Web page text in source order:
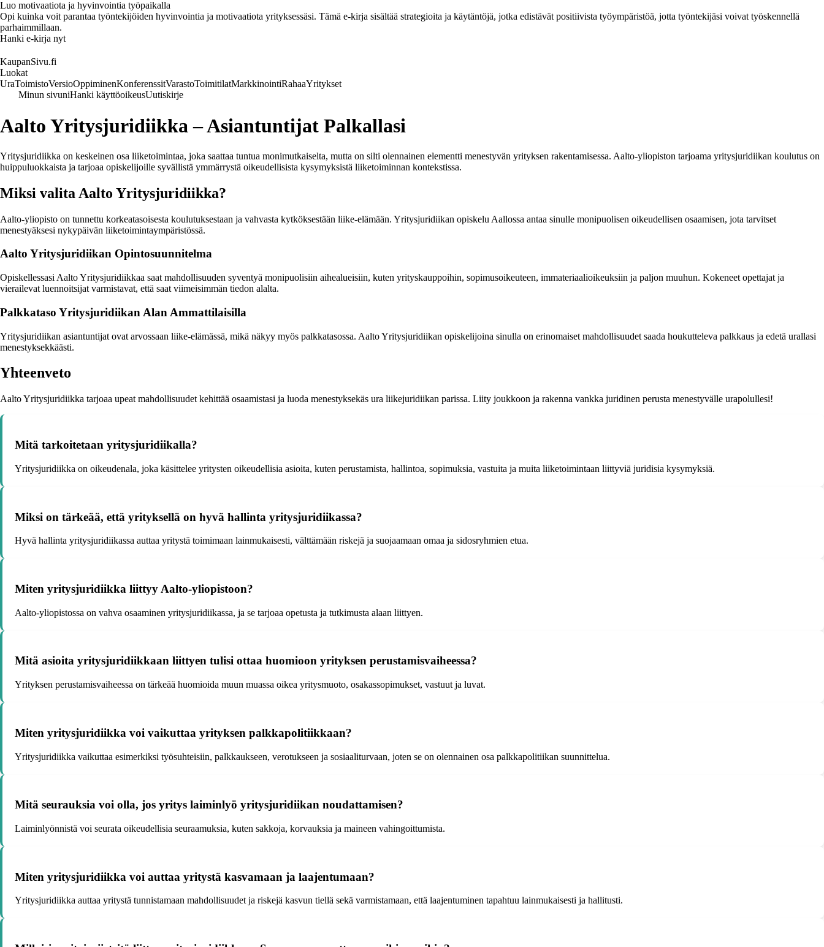
Luo motivaatiota ja hyvinvointia työpaikalla
Opi kuinka voit parantaa työntekijöiden hyvinvointia ja motivaatiota yrityksessäsi. Tämä e-kirja sisältää strategioita ja käytäntöjä, jotka edistävät positiivista työympäristöä, jotta työntekijäsi voivat työskennellä
parhaimmillaan.
Hanki e-kirja nyt
KaupanSivu.fi
Luokat
UraToimistoVersioOppiminenKonferenssitVarastoToimitilatMarkkinointiRahaaYritykset
Minun sivuniHanki käyttöoikeusUutiskirje
Aalto Yritysjuridiikka – Asiantuntijat Palkallasi
Yritysjuridiikka on keskeinen osa liiketoimintaa, joka saattaa tuntua monimutkaiselta, mutta on silti olennainen elementti menestyvän yrityksen rakentamisessa. Aalto-yliopiston tarjoama yritysjuridiikan koulutus on
huippuluokkaista ja tarjoaa opiskelijoille syvällistä ymmärrystä oikeudellisista kysymyksistä liiketoiminnan kontekstissa.
Miksi valita Aalto Yritysjuridiikka?
Aalto-yliopisto on tunnettu korkeatasoisesta koulutuksestaan ja vahvasta kytköksestään liike-elämään. Yritysjuridiikan opiskelu Aallossa antaa sinulle monipuolisen oikeudellisen osaamisen, jota tarvitset
menestyäksesi nykypäivän liiketoimintaympäristössä.
Aalto Yritysjuridiikan Opintosuunnitelma
Opiskellessasi Aalto Yritysjuridiikkaa saat mahdollisuuden syventyä monipuolisiin aihealueisiin, kuten yrityskauppoihin, sopimusoikeuteen, immateriaalioikeuksiin ja paljon muuhun. Kokeneet opettajat ja
vierailevat luennoitsijat varmistavat, että saat viimeisimmän tiedon alalta.
Palkkataso Yritysjuridiikan Alan Ammattilaisilla
Yritysjuridiikan asiantuntijat ovat arvossaan liike-elämässä, mikä näkyy myös palkkatasossa. Aalto Yritysjuridiikan opiskelijoina sinulla on erinomaiset mahdollisuudet saada houkutteleva palkkaus ja edetä urallasi
menestyksekkäästi.
Yhteenveto
Aalto Yritysjuridiikka tarjoaa upeat mahdollisuudet kehittää osaamistasi ja luoda menestyksekäs ura liikejuridiikan parissa. Liity joukkoon ja rakenna vankka juridinen perusta menestyvälle urapolullesi!
Mitä tarkoitetaan yritysjuridiikalla?
Yritysjuridiikka on oikeudenala, joka käsittelee yritysten oikeudellisia asioita, kuten perustamista, hallintoa, sopimuksia, vastuita ja muita liiketoimintaan liittyviä juridisia kysymyksiä.
Miksi on tärkeää, että yrityksellä on hyvä hallinta yritysjuridiikassa?
Hyvä hallinta yritysjuridiikassa auttaa yritystä toimimaan lainmukaisesti, välttämään riskejä ja suojaamaan omaa ja sidosryhmien etua.
Miten yritysjuridiikka liittyy Aalto-yliopistoon?
Aalto-yliopistossa on vahva osaaminen yritysjuridiikassa, ja se tarjoaa opetusta ja tutkimusta alaan liittyen.
Mitä asioita yritysjuridiikkaan liittyen tulisi ottaa huomioon yrityksen perustamisvaiheessa?
Yrityksen perustamisvaiheessa on tärkeää huomioida muun muassa oikea yritysmuoto, osakassopimukset, vastuut ja luvat.
Miten yritysjuridiikka voi vaikuttaa yrityksen palkkapolitiikkaan?
Yritysjuridiikka vaikuttaa esimerkiksi työsuhteisiin, palkkaukseen, verotukseen ja sosiaaliturvaan, joten se on olennainen osa palkkapolitiikan suunnittelua.
Mitä seurauksia voi olla, jos yritys laiminlyö yritysjuridiikan noudattamisen?
Laiminlyönnistä voi seurata oikeudellisia seuraamuksia, kuten sakkoja, korvauksia ja maineen vahingoittumista.
Miten yritysjuridiikka voi auttaa yritystä kasvamaan ja laajentumaan?
Yritysjuridiikka auttaa yritystä tunnistamaan mahdollisuudet ja riskejä kasvun tiellä sekä varmistamaan, että laajentuminen tapahtuu lainmukaisesti ja hallitusti.